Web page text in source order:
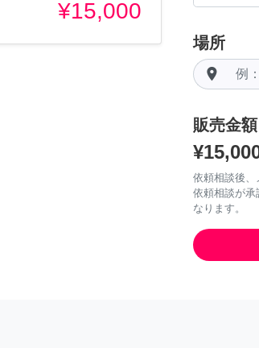
¥15,000
場所
room
販売金額
依頼相談後、
依頼相談が
なります。